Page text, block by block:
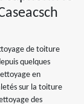
de toiture
quelques
en
sur la toiture
des